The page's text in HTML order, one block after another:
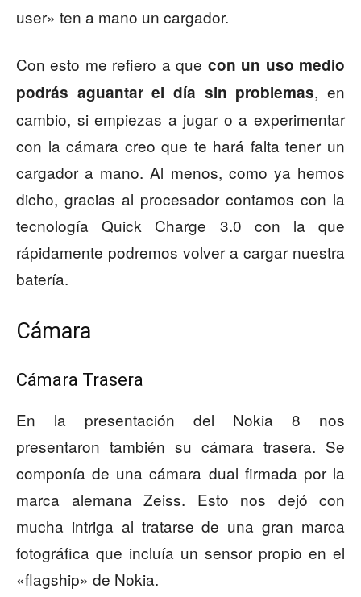
user» ten a mano un cargador.
Con esto me refiero a que con un uso medio
podrás aguantar el día sin problemas, en
cambio, si empiezas a jugar o a experimentar
con la cámara creo que te hará falta tener un
cargador a mano. Al menos, como ya hemos
dicho, gracias al procesador contamos con la
tecnología Quick Charge 3.0 con la que
rápidamente podremos volver a cargar nuestra
batería.
Cámara
Cámara Trasera
En la presentación del Nokia 8 nos
presentaron también su cámara trasera. Se
componía de una cámara dual firmada por la
marca alemana Zeiss. Esto nos dejó con
mucha intriga al tratarse de una gran marca
fotográfica que incluía un sensor propio en el
«flagship» de Nokia.